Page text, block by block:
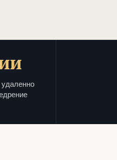
удаленно